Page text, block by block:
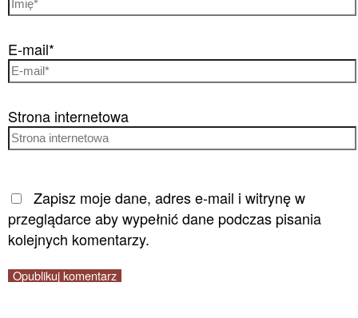
E-mail*
Strona internetowa
Zapisz moje dane, adres e-mail i witrynę w
przeglądarce aby wypełnić dane podczas pisania
kolejnych komentarzy.